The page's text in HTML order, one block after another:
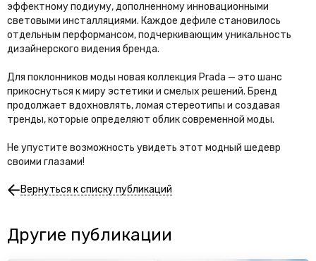
эффектному подиуму, дополненному инновационными
световыми инсталляциями. Каждое дефиле становилось
отдельным перформансом, подчеркивающим уникальность
дизайнерского видения бренда.
Для поклонников моды новая коллекция Prada — это шанс
прикоснуться к миру эстетики и смелых решений. Бренд
продолжает вдохновлять, ломая стереотипы и создавая
тренды, которые определяют облик современной моды.
Не упустите возможность увидеть этот модный шедевр
своими глазами!
Вернуться к списку публикаций
Другие публикации